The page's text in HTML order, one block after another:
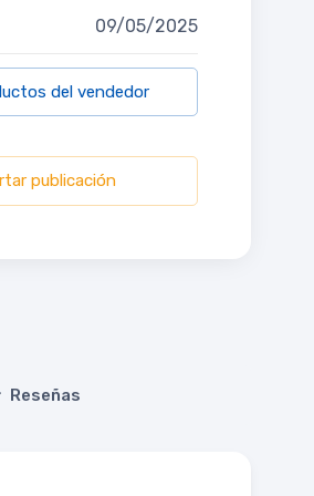
09/05/2025
del vendedor
publicación
Reseñas